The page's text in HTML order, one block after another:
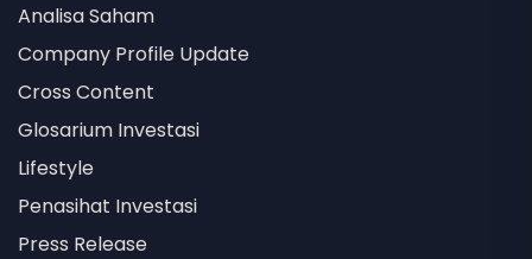
Analisa Saham
Company Profile Update
Cross Content
Glosarium Investasi
Lifestyle
Penasihat Investasi
Press Release